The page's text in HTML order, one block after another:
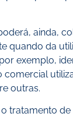
ainda,
quando da
exemplo,
comercial
outras.
tratamento